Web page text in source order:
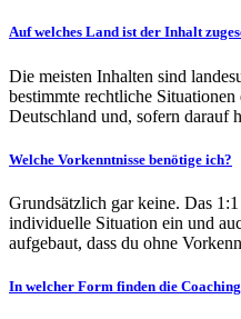
Auf welches Land ist der Inhalt
Die meisten Inhalten sind
bestimmte rechtliche
Deutschland und, sofern darauf
Welche Vorkenntnisse benötige ich?
Grundsätzlich gar keine. Das
individuelle Situation ein und
aufgebaut, dass du ohne
In welcher Form finden die